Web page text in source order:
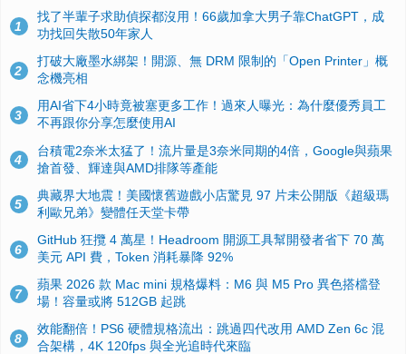
1
找了半輩子求助偵探都沒用！66歲加拿大男子靠ChatGPT，成
功找回失散50年家人
2
打破大廠墨水綁架！開源、無 DRM 限制的「Open Printer」概
念機亮相
3
用AI省下4小時竟被塞更多工作！過來人曝光：為什麼優秀員工
不再跟你分享怎麼使用AI
4
台積電2奈米太猛了！流片量是3奈米同期的4倍，Google與蘋果
搶首發、輝達與AMD排隊等產能
5
典藏界大地震！美國懷舊遊戲小店驚見 97 片未公開版《超級瑪
利歐兄弟》變體任天堂卡帶
6
GitHub 狂攬 4 萬星！Headroom 開源工具幫開發者省下 70 萬
美元 API 費，Token 消耗暴降 92%
7
蘋果 2026 款 Mac mini 規格爆料：M6 與 M5 Pro 異色搭檔登
場！容量或將 512GB 起跳
8
效能翻倍！PS6 硬體規格流出：跳過四代改用 AMD Zen 6c 混
合架構，4K 120fps 與全光追時代來臨